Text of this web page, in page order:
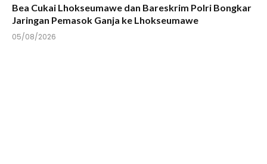
Bea Cukai Lhokseumawe dan Bareskrim Polri Bongkar
Jaringan Pemasok Ganja ke Lhokseumawe
05/08/2026